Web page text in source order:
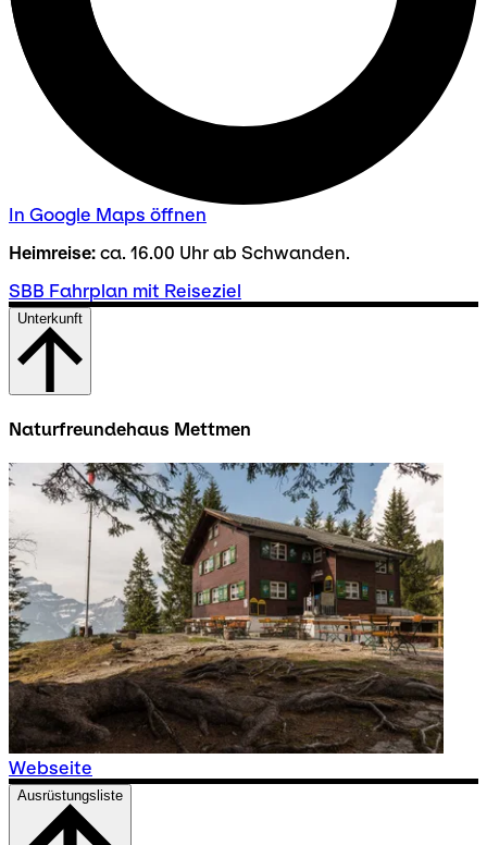
In Google Maps öffnen
Heimreise: ca. 16.00 Uhr ab Schwanden.
SBB Fahrplan mit Reiseziel
Unterkunft
Naturfreundehaus Mettmen
Webseite
Ausrüstungsliste